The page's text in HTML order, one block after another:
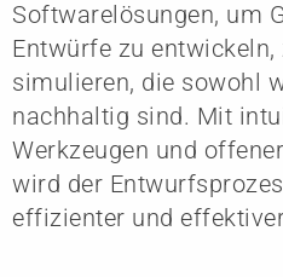
Softwarelösungen, um
Entwürfe zu
simulieren, die sowohl
nachhaltig sind. Mit
Werkzeugen und
wird der
effizienter und